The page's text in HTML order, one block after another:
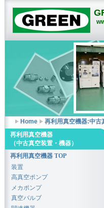
Home 再利用真空機器:中古
再利用真空機器
（中古真空装置・機器）
再利用真空機器 TOP
装置
高真空ポンプ
メカポンプ
真空バルブ